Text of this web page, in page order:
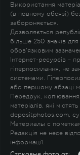
Використання
(в повному обсязі)
забороняється.
Дозволяється
більше 250 знаків
обов'язковим
Інтернет-ресурсів –
гіперпосилання, не
системами.
або першому абзаці
Передрук,
матеріалів, які
depositphotos.com,
Материалы с
Редакція не несе
інформації.